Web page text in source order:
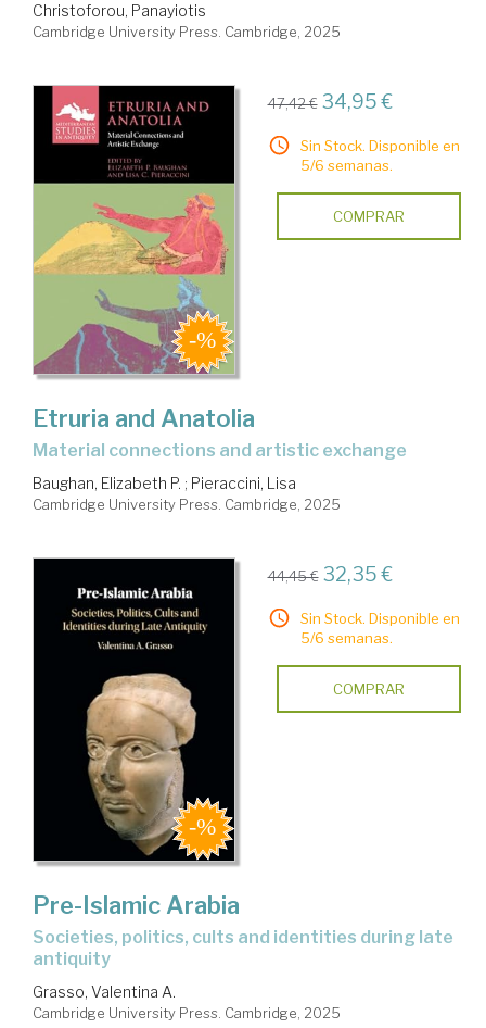
Christoforou, Panayiotis
Cambridge University Press. Cambridge, 2025
47,42 € 34,95 €
Sin Stock. Disponible en
5/6 semanas.
COMPRAR
Etruria and Anatolia
material connections and artistic exchange
Baughan, Elizabeth P. ; Pieraccini, Lisa
Cambridge University Press. Cambridge, 2025
44,45 € 32,35 €
Sin Stock. Disponible en
5/6 semanas.
COMPRAR
Pre-Islamic Arabia
societies, politics, cults and identities during late
antiquity
Grasso, Valentina A.
Cambridge University Press. Cambridge, 2025